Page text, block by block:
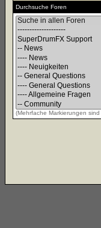
Durchsuche Foren
(Mehrfache Markierungen